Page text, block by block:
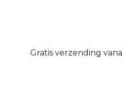
Gratis verzending